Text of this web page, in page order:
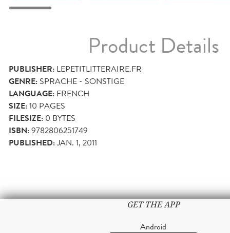
Product Details
PUBLISHER: LEPETITLITTERAIRE.FR
GENRE: SPRACHE - SONSTIGE
LANGUAGE: FRENCH
SIZE:10 PAGES
FILESIZE: 0 BYTES
ISBN:9782806251749
PUBLISHED:JAN. 1, 2011
GET THE APP
Android